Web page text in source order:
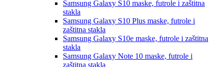
Samsung Galaxy S10 maske, futrole i zaštitna
stakla
Samsung Galaxy S10 Plus maske, futrole i
zaštitna stakla
Samsung Galaxy S10e maske, futrole i zaštitna
stakla
Samsung Galaxy Note 10 maske, futrole i
zaštitna stakla